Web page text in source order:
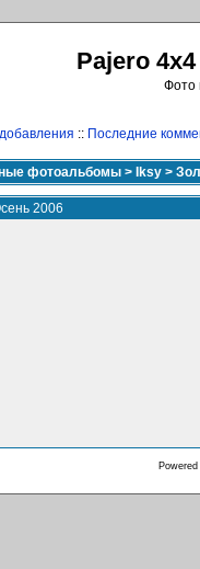
Pajero
Фото
:: Последние
фотоальбомы > Iksy >
2006